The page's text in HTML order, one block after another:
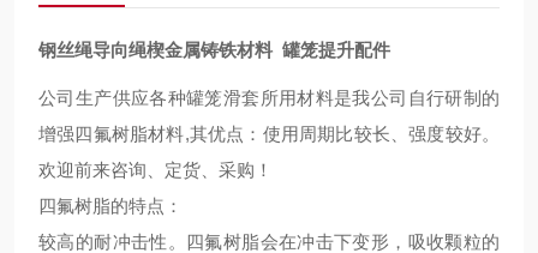
钢丝绳导向绳楔金属铸铁材料 罐笼提升配件
公司生产供应各种罐笼滑套所用材料是我公司自行研制的
增强四氟树脂材料,其优点： 使用周期比较长、强度较好。
欢迎前来咨询、定货、采购！
四氟树脂的特点：
较高的耐冲击性 。
四氟树脂会在冲击下变形，吸收颗粒的